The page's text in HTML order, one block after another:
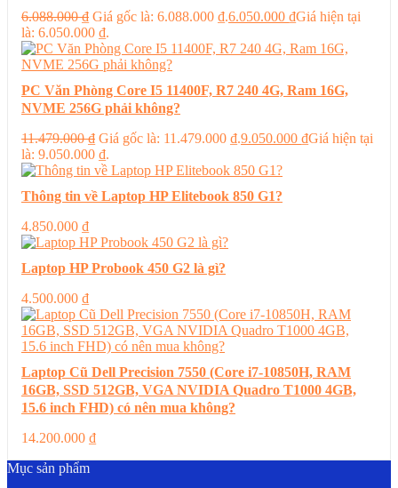
6.088.000₫ Giá gốc là: 6.088.000 ₫.6.050.000 ₫Giá hiện tại
là: 6.050.000 ₫.
PC Văn Phòng Core I5 11400F, R7 240 4G, Ram 16G,
NVME 256G phải không?
11.479.000₫ Giá gốc là: 11.479.000 ₫.9.050.000 ₫Giá hiện tại
là: 9.050.000 ₫.
Thông tin về Laptop HP Elitebook 850 G1?
4.850.000 ₫
Laptop HP Probook 450 G2 là gì?
4.500.000 ₫
Laptop Cũ Dell Precision 7550 (Core i7-10850H, RAM
16GB, SSD 512GB, VGA NVIDIA Quadro T1000 4GB,
15.6 inch FHD) có nên mua không?
14.200.000 ₫
Mục sản phẩm